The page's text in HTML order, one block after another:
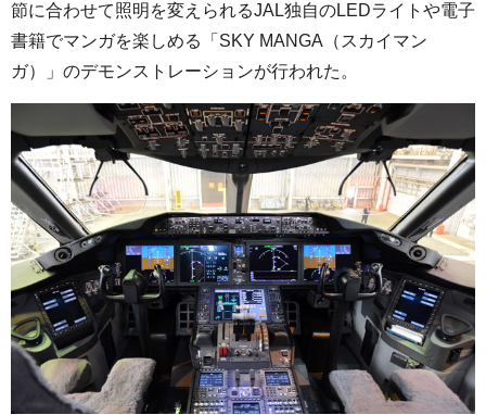
節に合わせて照明を変えられるJAL独自のLEDライトや電子
書籍でマンガを楽しめる「SKY MANGA（スカイマン
ガ）」のデモンストレーションが行われた。